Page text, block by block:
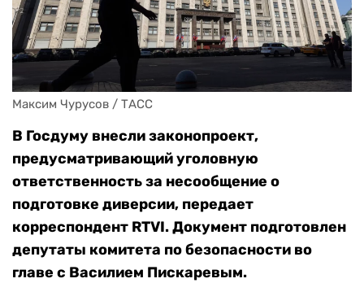
Максим Чурусов / ТАСС
В Госдуму внесли законопроект,
предусматривающий уголовную
ответственность за несообщение о
подготовке диверсии, передает
корреспондент RTVI. Документ подготовлен
депутаты комитета по безопасности во
главе с Василием Пискаревым.